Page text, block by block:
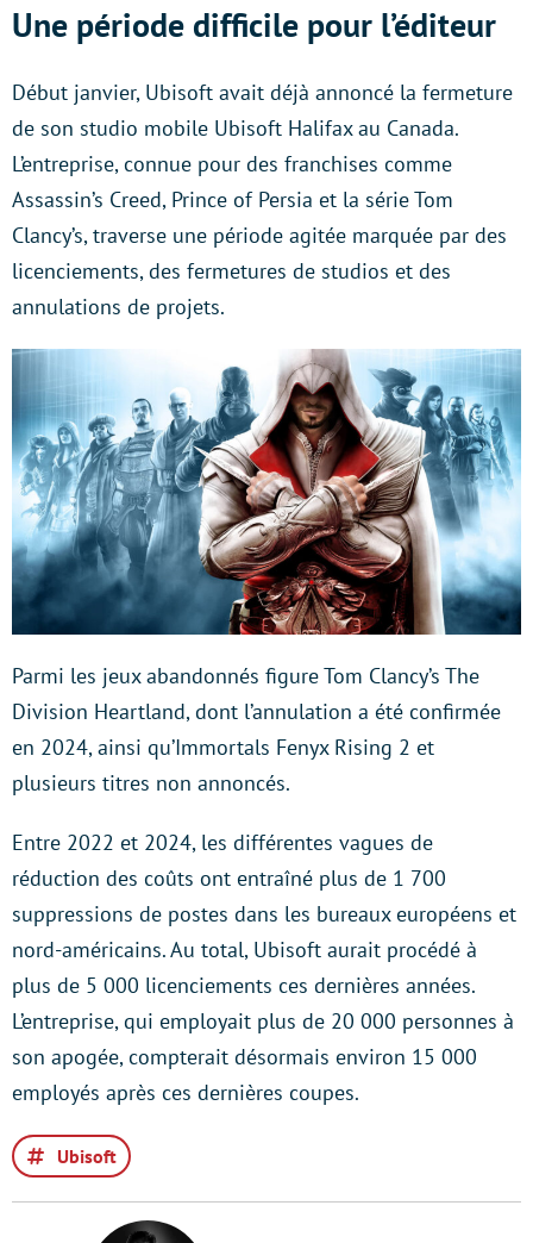
Une période difficile pour l’éditeur
Début janvier, Ubisoft avait déjà annoncé la fermeture
de son studio mobile Ubisoft Halifax au Canada.
L’entreprise, connue pour des franchises comme
Assassin’s Creed, Prince of Persia et la série Tom
Clancy’s, traverse une période agitée marquée par des
licenciements, des fermetures de studios et des
annulations de projets.
Parmi les jeux abandonnés figure Tom Clancy’s The
Division Heartland, dont l’annulation a été confirmée
en 2024, ainsi qu’Immortals Fenyx Rising 2 et
plusieurs titres non annoncés.
Entre 2022 et 2024, les différentes vagues de
réduction des coûts ont entraîné plus de 1 700
suppressions de postes dans les bureaux européens et
nord-américains. Au total, Ubisoft aurait procédé à
plus de 5 000 licenciements ces dernières années.
L’entreprise, qui employait plus de 20 000 personnes à
son apogée, compterait désormais environ 15 000
employés après ces dernières coupes.
Ubisoft